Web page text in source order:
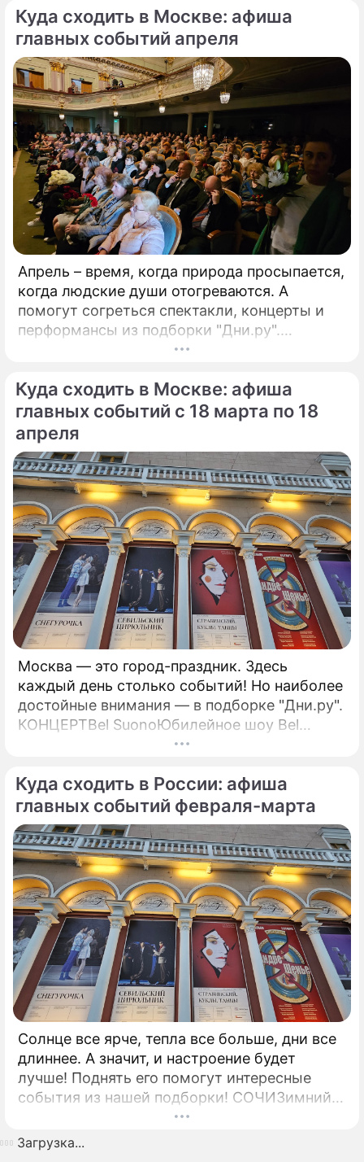
Куда сходить в Москве: афиша
главных событий апреля
Апрель – время, когда природа просыпается,
когда людские души отогреваются. А
помогут согреться спектакли, концерты и
перформансы из подборки "Дни.ру".
ГАСТРОЛИ"Материнское сердце"Открытый
представляют московские гастроли
Большого драматического театра им.
Куда сходить в Москве: афиша
главных событий с 18 марта по 18
апреля
Москва — это город-праздник. Здесь
каждый день столько событий! Но наиболее
достойные внимания — в подборке "Дни.ру".
КОНЦЕРТBel SuonoЮбилейное шоу Bel
в уникальном формате.
Куда сходить в России: афиша
главных событий февраля-марта
Солнце все ярче, тепла все больше, дни все
длиннее. А значит, и настроение будет
лучше! Поднять его помогут интересные
события из нашей подборки! СОЧИЗимний
фестиваль искусствНа этот фестиваль
съезжаются ведущие мировые музыканты и
артисты, многочисленные туристы,
Загрузка...